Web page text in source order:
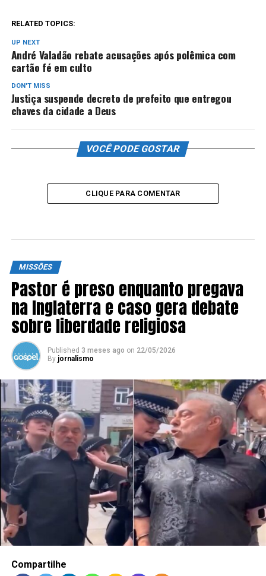
RELATED TOPICS:
UP NEXT
André Valadão rebate acusações após polêmica com
cartão fé em culto
DON'T MISS
Justiça suspende decreto de prefeito que entregou
chaves da cidade a Deus
VOCÊ PODE GOSTAR
CLIQUE PARA COMENTAR
MISSÕES
Pastor é preso enquanto pregava
na Inglaterra e caso gera debate
sobre liberdade religiosa
Published 3 meses ago on 22/05/2026
By jornalismo
Compartilhe